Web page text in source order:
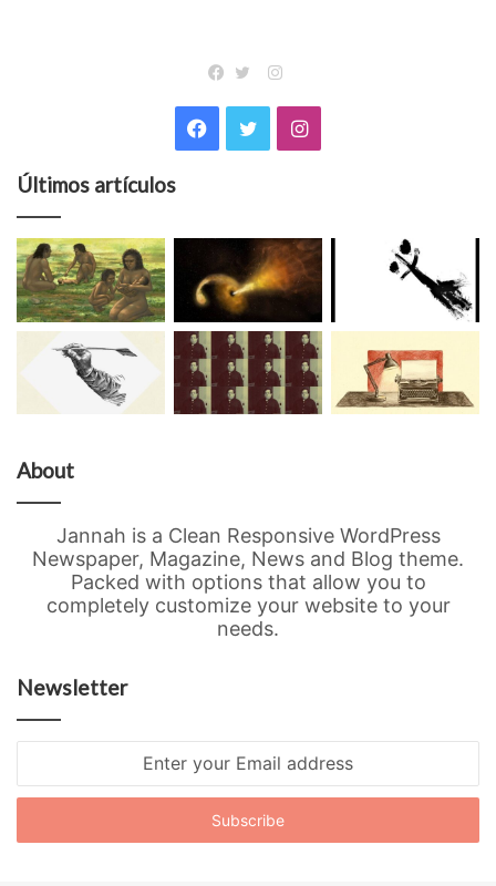
Instagram
Facebook
TwitterInstagram
Últimos artículos
About
Jannah is a Clean Responsive WordPress
Newspaper, Magazine, News and Blog theme.
Packed with options that allow you to
completely customize your website to your
needs.
Newsletter
Email